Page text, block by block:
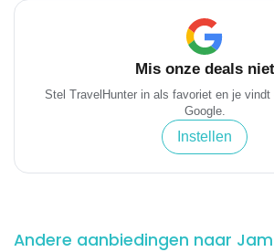
Mis onze deals niet
Stel TravelHunter in als favoriet en je
Google.
Instellen
Andere aanbiedingen naar